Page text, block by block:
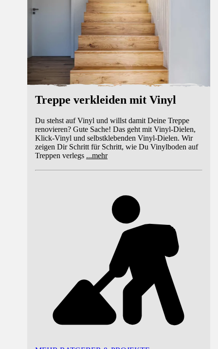
Treppe verkleiden mit Vinyl
Du stehst auf Vinyl und willst damit Deine Treppe
renovieren? Gute Sache! Das geht mit Vinyl-Dielen,
Klick-Vinyl und selbstklebenden Vinyl-Dielen. Wir
zeigen Dir Schritt für Schritt, wie Du Vinylboden auf
Treppen verlegs ...mehr